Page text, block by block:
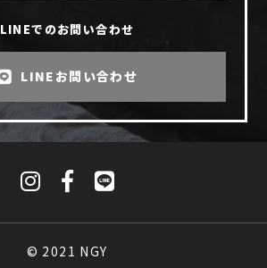
LINEでのお問い合わせ
LINEお問い合わせ
© 2021 NGY